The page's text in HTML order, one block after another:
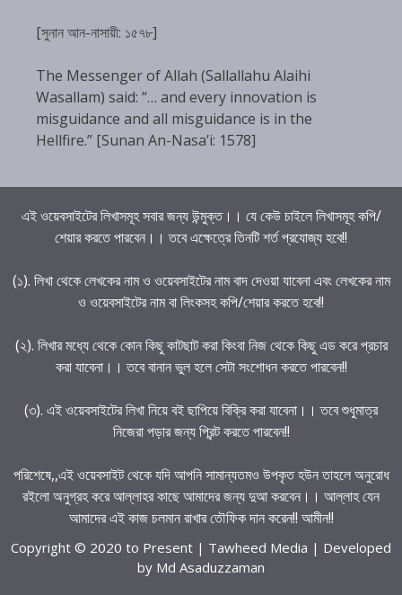
[সুনান আন-নাসায়ী: ১৫৭৮]
The Messenger of Allah (Sallallahu Alaihi
Wasallam) said: “… and every innovation is
misguidance and all misguidance is in the
Hellfire.” [Sunan An-Nasa’i: 1578]
এই ওয়েবসাইটের লিখাসমূহ সবার জন্য উন্মুক্ত।। যে কেউ চাইলে লিখাসমূহ কপি/
শেয়ার করতে পারবেন।। তবে এক্ষেত্রে তিনটি শর্ত প্রযোজ্য হবে!!
(১). লিখা থেকে লেখকের নাম ও ওয়েবসাইটের নাম বাদ দেওয়া যাবেনা এবং লেখকের নাম
ও ওয়েবসাইটের নাম বা লিংকসহ কপি/শেয়ার করতে হবে!!
(২). লিখার মধ্যে থেকে কোন কিছু কাটছাট করা কিংবা নিজ থেকে কিছু এড করে প্রচার
করা যাবেনা।। তবে বানান ভুল হলে সেটা সংশোধন করতে পারবেন!!
(৩). এই ওয়েবসাইটের লিখা নিয়ে বই ছাপিয়ে বিক্রি করা যাবেনা।। তবে শুধুমাত্র
নিজেরা পড়ার জন্য প্রিন্ট করতে পারবেন!!
পরিশেষে,,এই ওয়েবসাইট থেকে যদি আপনি সামান্যতমও উপকৃত হউন তাহলে অনুরোধ
রইলো অনুগ্রহ করে আল্লাহর কাছে আমাদের জন্য দুআ করবেন।। আল্লাহ যেন
আমাদের এই কাজ চলমান রাখার তৌফিক দান করেন!! আমীন!!
Copyright © 2020 to Present | Tawheed Media | Developed
by Md Asaduzzaman